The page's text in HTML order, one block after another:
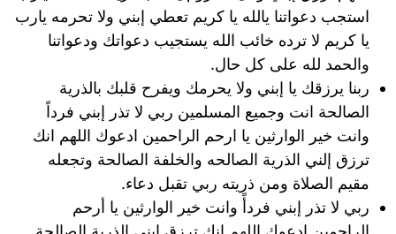
استجب دعواتنا يالله يا كريم تعطي إبني ولا تحرمه يارب
يا كريم لا ترده خائب الله يستجيب دعواتك ودعواتنا
والحمد لله على كل حال.
ربنا يرزقك يا إبني ولا يحرمك ويفرح قلبك بالذرية
الصالحة انت وجميع المسلمين ربي لا تذر إبني فرداً
وانت خير الوارثين يا ارحم الراحمين ادعوك اللهم انك
ترزق إلني الذرية الصالحه والخلفة الصالحة وتجعله
مقيم الصلاة ومن ذريته ربي تقبل دعاء.
ربي لا تذر إبني فردأً وانت خير الوارثين يا أرحم